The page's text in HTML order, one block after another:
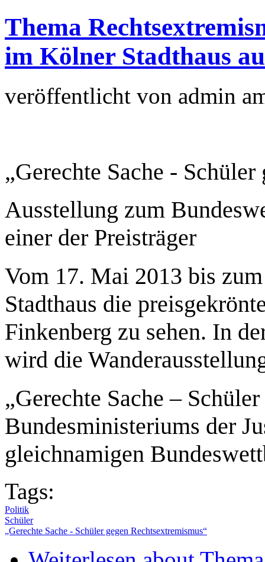
Thema
im Kölner Stadthaus
veröffentlicht von admin
„Gerechte Sache -
Ausstellung zum
einer der Preisträger
Vom 17. Mai 2013 bis
Stadthaus die
Finkenberg zu sehen. In
wird die
„Gerechte Sache –
Bundesministeriums der
gleichnamigen
Tags:
Politik
Schüler
„Gerechte Sache - Schüler gegen Rechtsextremismus“